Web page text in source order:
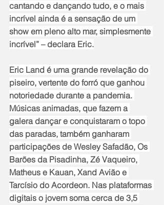
cantando e dançando tudo, e o mais
incrível ainda é a sensação de um
show em pleno alto mar, simplesmente
incrível” – declara Eric.
Eric Land é uma grande revelação do
piseiro, vertente do forró que ganhou
notoriedade durante a pandemia.
Músicas animadas, que fazem a
galera dançar e conquistaram o topo
das paradas, também ganharam
participações de Wesley Safadão, Os
Barões da Pisadinha, Zé Vaqueiro,
Matheus e Kauan, Xand Avião e
Tarcísio do Acordeon. Nas plataformas
digitais o jovem soma cerca de 3,5